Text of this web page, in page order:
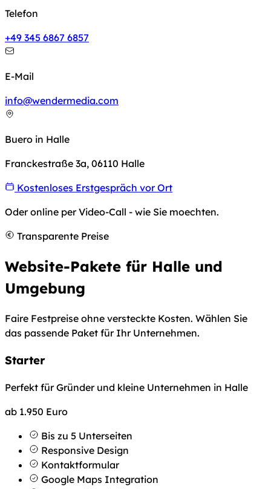
Telefon
+49 345 6867 6857
E-Mail
info@wendermedia.com
Buero in Halle
Franckestraße 3a, 06110 Halle
Kostenloses Erstgespräch vor Ort
Oder online per Video-Call - wie Sie moechten.
Transparente Preise
Website-Pakete für Halle und
Umgebung
Faire Festpreise ohne versteckte Kosten. Wählen Sie
das passende Paket für Ihr Unternehmen.
Starter
Perfekt für Gründer und kleine Unternehmen in Halle
ab 1.950 Euro
Bis zu 5 Unterseiten
Responsive Design
Kontaktformular
Google Maps Integration